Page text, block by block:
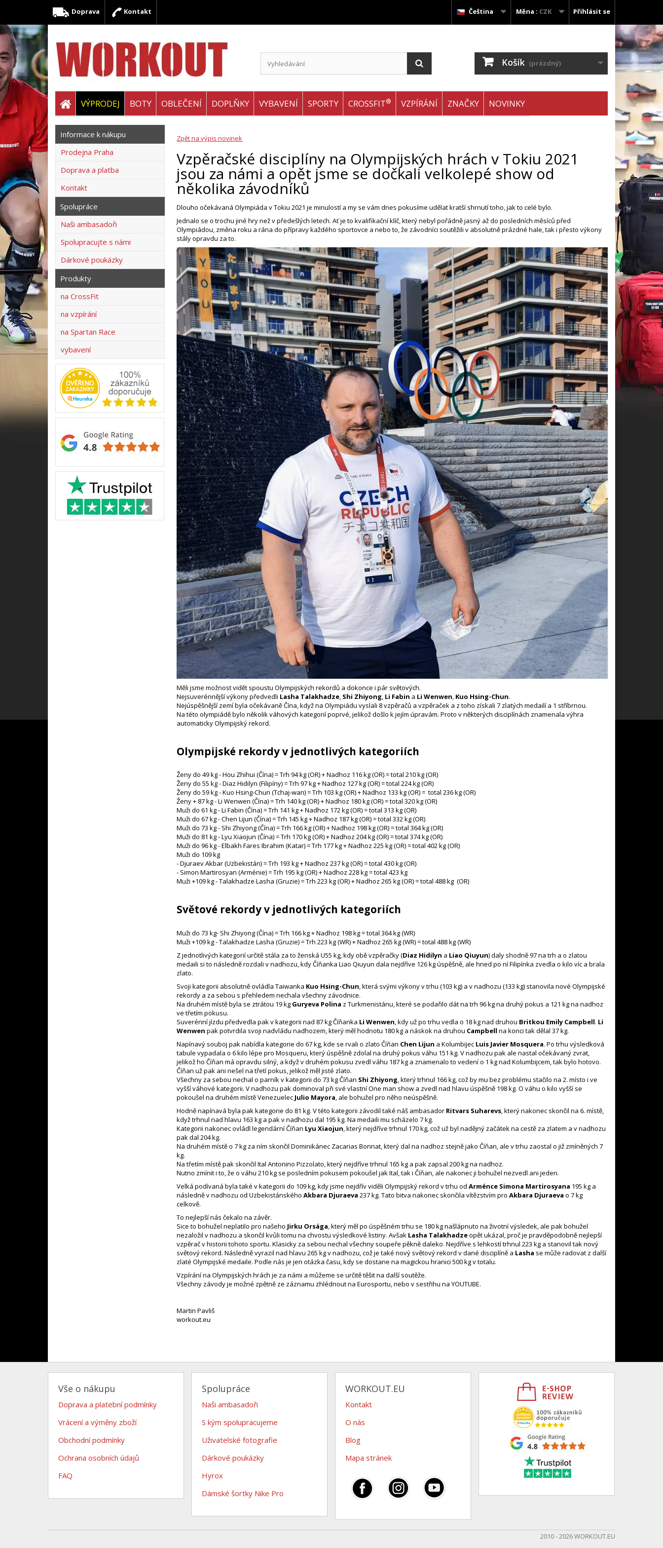
Přihlásit se
Měna : CZK
Čeština
Doprava Kontakt
Košík (prázdný)
VÝPRODEJ BOTY OBLEČENÍ DOPLŇKY VYBAVENÍ SPORTY CROSSFIT® VZPÍRÁNÍ ZNAČKY NOVINKY
Informace k nákupu
Prodejna Praha
Doprava a platba
Kontakt
Spolupráce
Naši ambasadoři
Spolupracujte s námi
Dárkové poukázky
Produkty
na CrossFit
na vzpírání
na Spartan Race
vybavení
Zpět na výpis novinek
Vzpěračské disciplíny na Olympijských hrách v Tokiu 2021
jsou za námi a opět jsme se dočkali velkolepé show od
několika závodníků
Dlouho očekávaná Olympiáda v Tokiu 2021 je minulostí a my se vám dnes pokusíme udělat kratší shrnutí toho, jak to celé bylo.
Jednalo se o trochu jiné hry než v předešlých letech. Ať je to kvalifikační klíč, který nebyl pořádně jasný až do posledních měsíců před
Olympiádou, změna roku a rána do přípravy každého sportovce a nebo to, že závodníci soutěžili v absolutně prázdné hale, tak i přesto výkony
stály opravdu za to.
Měli jsme možnost vidět spoustu Olympijských rekordů a dokonce i pár světových.
Nejsuverénnější výkony předvedli Lasha Talakhadze Shi Zhiyong Li Fabin a Li Wenwen Kuo Hsing-Chun.
Nejúspěšnější zemí byla očekávaně Čína, když na Olympiádu vyslali 8 vzpěračů a vzpěraček a z toho získali 7 zlatých medailí a 1 stříbrnou.
Na této olympiádě bylo několik váhových kategorií poprvé, jelikož došlo k jejím úpravám. Proto v některých disciplínách znamenala výhra
automaticky Olympijský rekord.
Olympijské rekordy v jednotlivých kategoriích
Ženy do 49 kg - Hou Zhihui (Čína) = Trh 94 kg (OR) + Nadhoz 116 kg (OR) = total 210 kg (OR)
Ženy do 55 kg - Diaz Hidilyn (Filipíny) = Trh 97 kg + Nadhoz 127 kg (OR) = total 224 kg (OR)
Ženy do 59 kg - Kuo Hsing-Chun (Tchaj-wan) = Trh 103 kg (OR) + Nadhoz 133 kg (OR) = total 236 kg (OR)
Ženy + 87 kg - Li Wenwen (Čína) = Trh 140 kg (OR) + Nadhoz 180 kg (OR) = total 320 kg (OR)
Muži do 61 kg - Li Fabin (Čína) = Trh 141 kg + Nadhoz 172 kg (OR) = total 313 kg (OR)
Muži do 67 kg - Chen Lijun (Čína) = Trh 145 kg + Nadhoz 187 kg (OR) = total 332 kg (OR)
Muži do 73 kg - Shi Zhiyong (Čína) = Trh 166 kg (OR) + Nadhoz 198 kg (OR) = total 364 kg (OR)
Muži do 81 kg - Lyu Xiaojun (Čína) = Trh 170 kg (OR) + Nadhoz 204 kg (OR) = total 374 kg (OR)
Muži do 96 kg - Elbakh Fares Ibrahim (Katar) = Trh 177 kg + Nadhoz 225 kg (OR) = total 402 kg (OR)
Muži do 109 kg
- Djuraev Akbar (Uzbekistán) = Trh 193 kg + Nadhoz 237 kg (OR) = total 430 kg (OR)
- Simon Martirosyan (Arménie) = Trh 195 kg (OR) + Nadhoz 228 kg = total 423 kg
Muži +109 kg - Talakhadze Lasha (Gruzie) = Trh 223 kg (OR) + Nadhoz 265 kg (OR) = total 488 kg (OR)
Světové rekordy v jednotlivých kategoriích
Muži do 73 kg- Shi Zhiyong (Čína) = Trh 166 kg + Nadhoz 198 kg = total 364 kg (WR)
Muži +109 kg - Talakhadze Lasha (Gruzie) = Trh 223 kg (WR) + Nadhoz 265 kg (WR) = total 488 kg (WR)
Z jednotlivých kategorií určitě stála za to ženská U55 kg, kdy obě vzpěračky (Diaz Hidilyn a Liao Qiuyun) daly shodně 97 na trh a o zlatou
medaili si to následně rozdali v nadhozu, kdy Číňanka Liao Qiuyun dala nejdříve 126 kg úspěšně, ale hned po ní Filipínka zvedla o kilo víc a brala
zlato.
Svoji kategorii absolutně ovládla Taiwanka Kuo Hsing-Chun , která svými výkony v trhu (103 kg) a v nadhozu (133 kg) stanovila nové Olympijské
rekordy a za sebou s přehledem nechala všechny závodnice.
Na druhém místě byla se ztrátou 19 kg Guryeva Polina z Turkmenistánu, které se podařilo dát na trh 96 kg na druhý pokus a 121 kg na nadhoz
ve třetím pokusu.
Suverénní jízdu předvedla pak v kategorii nad 87 kg Číňanka Li Wenwen , kdy už po trhu vedla o 18 kg nad druhou Britkou Emily Campbell. Li
Wenwen pak potvrdila svoji nadvládu nadhozem, který měl hodnotu 180 kg a náskok na druhou Campbell na konci tak dělal 37 kg.
Napínavý souboj pak nabídla kategorie do 67 kg, kde se rvali o zlato Číňan Chen Lijun a Kolumbijec Luis Javier Mosquera. Po trhu výsledková
tabule vypadala o 6 kilo lépe pro Mosqueru, který úspěšně zdolal na druhý pokus váhu 151 kg. V nadhozu pak ale nastal očekávaný zvrat,
jelikož ho Číňan má opravdu silný, a když v druhém pokusu zvedl váhu 187 kg a znamenalo to vedení o 1 kg nad Kolumbijcem, tak bylo hotovo.
Číňan už pak ani nešel na třetí pokus, jelikož měl jisté zlato.
Všechny za sebou nechal o parník v kategorii do 73 kg Číňan Shi Zhiyong , který trhnul 166 kg, což by mu bez problému stačilo na 2. místo i ve
vyšší váhové kategorii. V nadhozu pak dominoval při své vlastní One man show a zvedl nad hlavu úspěšně 198 kg. O váhu o kilo vyšší se
pokoušel na druhém místě Venezuelec Julio Mayora , ale bohužel pro něho neúspěšně.
Hodně napínavá byla pak kategorie do 81 kg. V této kategorii závodil také náš ambasador Ritvars Suharevs , který nakonec skončil na 6. místě,
když trhnul nad hlavu 163 kg a pak v nadhozu dal 195 kg. Na medaili mu scházelo 7 kg.
Kategorii nakonec ovládl legendární Číňan Lyu Xiaojun , který nejdříve trhnul 170 kg, což už byl nadějný začátek na cestě za zlatem a v nadhozu
pak dal 204 kg.
Na druhém místě o 7 kg za ním skončil Dominikánec Zacarias Bonnat, který dal na nadhoz stejně jako Číňan, ale v trhu zaostal o již zmíněných 7
kg.
Na třetím místě pak skončil Ital Antonino Pizzolato, který nejdříve trhnul 165 kg a pak zapsal 200 kg na nadhoz.
Nutno zmínit i to, že o váhu 210 kg se posledním pokusem pokoušel jak Ital, tak i Číňan, ale nakonec ji bohužel nezvedl ani jeden.
Velká podívaná byla také v kategorii do 109 kg, kdy jsme nejdřív viděli Olympijský rekord v trhu odArménce Simona Martirosyana 195 kg a
následně v nadhozu od UzbekistánskéhoAkbara Djuraeva 237 kg. Tato bitva nakonec skončila vítězstvím proAkbara Djuraeva o 7 kg
celkově.
To nejlepší nás čekalo na závěr.
Sice to bohužel neplatilo pro našeho Jirku Orsága , který měl po úspěšném trhu se 180 kg našlápnuto na životní výsledek, ale pak bohužel
nezaložil v nadhozu a skončil kvůli tomu na chvostu výsledkové listiny. Avšak Lasha Talakhadzeopět ukázal, proč je pravděpodobně nejlepší
vzpěrač v historii tohoto sportu. Klasicky za sebou nechal všechny soupeře pěkně daleko. Nejdříve s lehkostí trhnul 223 kg a stanovil tak nový
světový rekord. Následně vyrazil nad hlavu 265 kg v nadhozu, což je také nový světový rekord v dané disciplíně a Lasha se může radovat z další
zlaté Olympijské medaile. Podle nás je jen otázka času, kdy se dostane na magickou hranici 500 kg v totalu.
Vzpírání na Olympijských hrách je za námi a můžeme se určitě těšit na další soutěže.
Všechny závody je možné zpětně ze záznamu zhlédnout na Eurosportu, nebo v sestřihu na YOUTUBE.
Martin Pavliš
workout.eu
Vše o nákupu
Doprava a platební podmínky
Vrácení a výměny zboží
Obchodní podmínky
Ochrana osobních údajů
FAQ
Spolupráce
Naši ambasadoři
S kým spolupracujeme
Uživatelské fotografie
Dárkové poukázky
Hyrox
Dámské šortky Nike Pro
WORKOUT.EU
Kontakt
O nás
Blog
Mapa stránek
2010 - 2026 WORKOUT.EU